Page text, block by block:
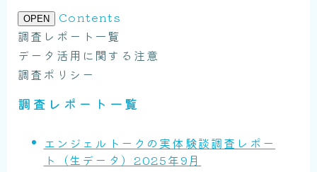
OPEN
Contents
調査レポート一覧
データ活用に関する注意
調査ポリシー
調査レポート一覧
エンジェルトークの実体験談調査レポー
ト（生データ）2025年9月